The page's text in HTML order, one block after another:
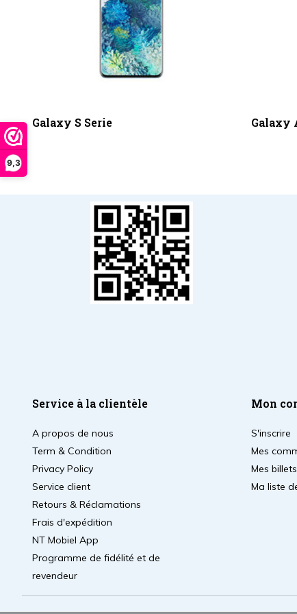
9,3
Galaxy S Serie Galaxy
Service à la clientèle
A propos de nous
Term & Condition
Privacy Policy
Service client
Retours & Réclamations
Frais d'expédition
NT Mobiel App
Programme de fidélité et de
revendeur
Mon
S'inscrire
Mes
Mes billets
Ma liste